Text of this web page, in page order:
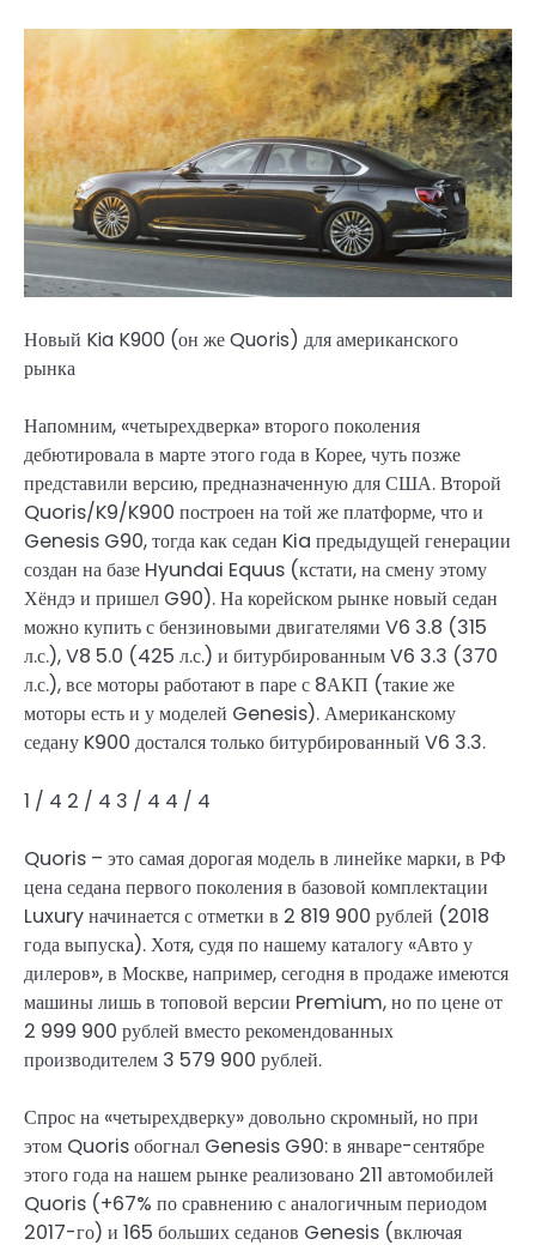
Новый Kia K900 (он же Quoris) для американского
рынка
Напомним, «четырехдверка» второго поколения
дебютировала в марте этого года в Корее, чуть позже
представили версию, предназначенную для США. Второй
Quoris/K9/K900 построен на той же платформе, что и
Genesis G90, тогда как седан Kia предыдущей генерации
создан на базе Hyundai Equus (кстати, на смену этому
Хёндэ и пришел G90). На корейском рынке новый седан
можно купить с бензиновыми двигателями V6 3.8 (315
л.с.), V8 5.0 (425 л.с.) и битурбированным V6 3.3 (370
л.с.), все моторы работают в паре с 8АКП (такие же
моторы есть и у моделей Genesis). Американскому
седану K900 достался только битурбированный V6 3.3.
1 / 4 2 / 4 3 / 4 4 / 4
Quoris – это самая дорогая модель в линейке марки, в РФ
цена седана первого поколения в базовой комплектации
Luxury начинается с отметки в 2 819 900 рублей (2018
года выпуска). Хотя, судя по нашему каталогу «Авто у
дилеров», в Москве, например, сегодня в продаже имеются
машины лишь в топовой версии Premium, но по цене от
2 999 900 рублей вместо рекомендованных
производителем 3 579 900 рублей.
Спрос на «четырехдверку» довольно скромный, но при
этом Quoris обогнал Genesis G90: в январе-сентябре
этого года на нашем рынке реализовано 211 автомобилей
Quoris (+67% по сравнению с аналогичным периодом
2017-го) и 165 больших седанов Genesis (включая